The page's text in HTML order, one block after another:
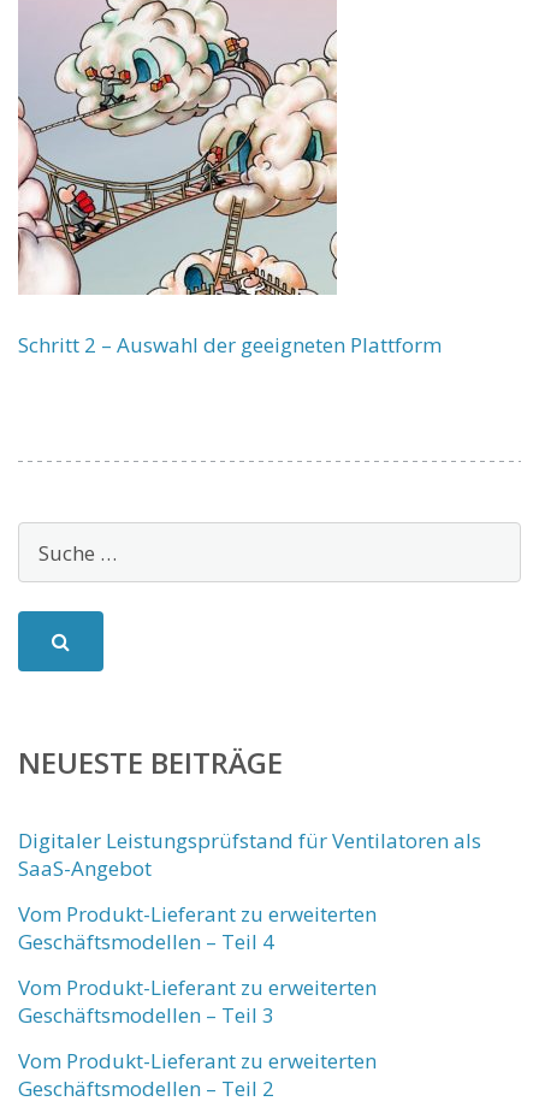
Schritt 2 – Auswahl der geeigneten Plattform
NEUESTE BEITRÄGE
Digitaler Leistungsprüfstand für Ventilatoren als
SaaS-Angebot
Vom Produkt-Lieferant zu erweiterten
Geschäftsmodellen – Teil 4
Vom Produkt-Lieferant zu erweiterten
Geschäftsmodellen – Teil 3
Vom Produkt-Lieferant zu erweiterten
Geschäftsmodellen – Teil 2